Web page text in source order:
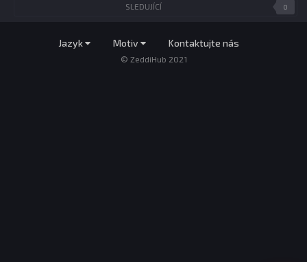
SLEDUJÍCÍ 0
Jazyk Motiv Kontaktujte nás
© ZeddiHub 2021